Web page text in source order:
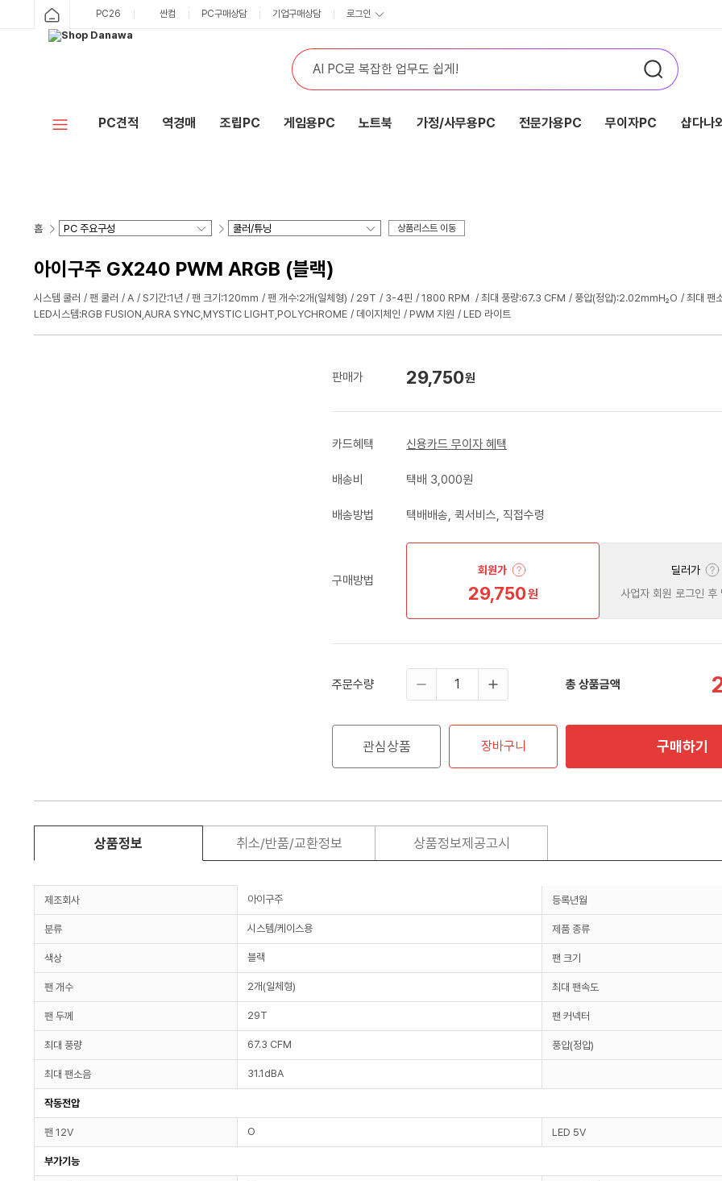
PC26 싼컴 PC구매상담 기업구매상담 로그인
PC견적 역경매 조립PC 게임용PC 노트북 가정/사무용PC 전문가용PC 무이자PC 샵다나
홈 상품리스트 이동
아이구주 GX240 PWM ARGB (블랙)
시스템 쿨러 팬 쿨러 A S기간:1년 팬 크기:120mm 팬 개수:2개(일체형) 29T 3-4핀 1800 RPM 최대 풍량:67.3 CFM 풍압(정압):2.02mmH₂O 최대 팬
LED시스템:RGB FUSION,AURA SYNC,MYSTIC LIGHT,POLYCHROME
데이지체인 PWM 지원 LED 라이트
판매가 29,750원
카드혜택 신용카드 무이자 혜택
배송비 택배 3,000원
배송방법 택배배송, 퀵서비스, 직접수령
구매방법
회원가
29,750원
딜러가
사업자 회원 로그인 후
주문수량 총 상품금액
관심상품 장바구니 구매하기
상품정보 취소/반품/교환정보 상품정보제공고시
제조회사 아이구주 등록년월
분류 시스템/케이스용 제품 종류
색상 블랙 팬 크기
팬 개수 2개(일체형) 최대 팬속도
팬 두께 29T 팬 커넥터
최대 풍량 67.3 CFM 풍압(정압)
최대 팬소음 31.1dBA
작동전압
팬 12V O LED 5V
부가기능